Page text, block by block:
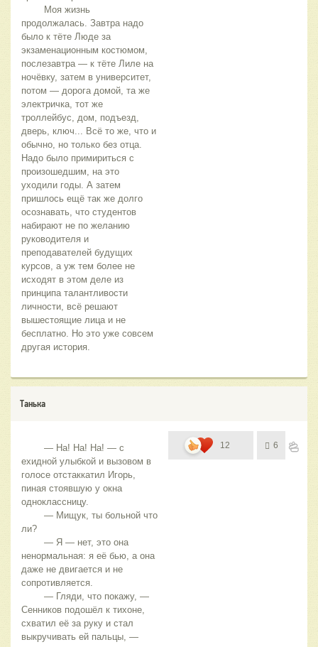
продолжалась. Завтра надо
было к тёте Люде за
экзаменационным костюмом,
послезавтра — к тёте Лиле на
ночёвку, затем в университет,
потом — дорога домой, та же
электричка, тот же
троллейбус, дом, подъезд,
дверь, ключ... Всё то же, что и
обычно, но только без отца.
Надо было примириться с
произошедшим, на это
уходили годы. А затем
пришлось ещё так же долго
осознавать, что студентов
набирают не по желанию
руководителя и
преподавателей будущих
курсов, а уж тем более не
исходят в этом деле из
принципа талантливости
личности, всё решают
вышестоящие лица и не
бесплатно. Но это уже совсем
другая история.
Танька
ехидной улыбкой и вызовом в
голосе отстаккатил Игорь,
пиная стоявшую у окна
одноклассницу.
ли?
ненормальная: я её бью, а она
даже не двигается и не
сопротивляется.
Сенников подошёл к тихоне,
схватил её за руку и стал
выкручивать ей пальцы, —
12 6